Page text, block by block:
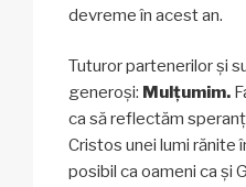
devreme în acest an.
Tuturor partenerilor și
generoși: Mulțumim.
ca să reflectăm
Cristos unei lumi rănite
posibil ca oameni ca și